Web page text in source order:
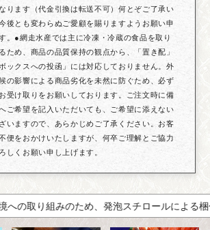
ります（代金引換は転送不可）何とぞご了承い
後とも変わらぬご愛顧を賜りますようお願い申
。●網走水産では主に冷凍・冷蔵の食品を取り
ため、商品の品質保持の観点から、「置き配」
ックスへの投函」には対応しておりません。外
の影響による商品劣化を未然に防ぐため、必ず
受け取りをお願いしております。ご注文時に備
ご希望を記入いただいても、ご希望に添えない
いますので、あらかじめご了承ください。お客
便をおかけいたしますが、何卒ご理解とご協力
しくお願い申し上げます。
の取り組みのため、発泡スチロールによる梱